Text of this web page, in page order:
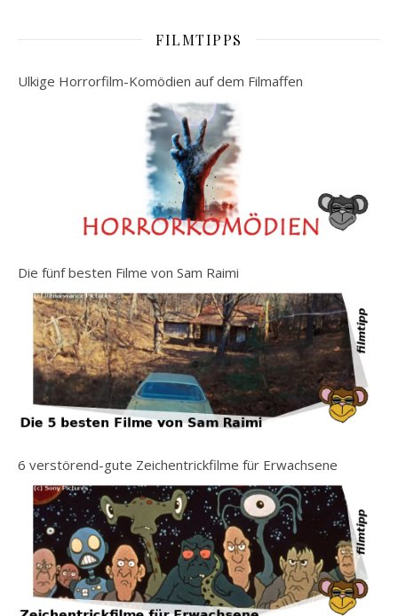
FILMTIPPS
Ulkige Horrorfilm-Komödien auf dem Filmaffen
Die fünf besten Filme von Sam Raimi
6 verstörend-gute Zeichentrickfilme für Erwachsene